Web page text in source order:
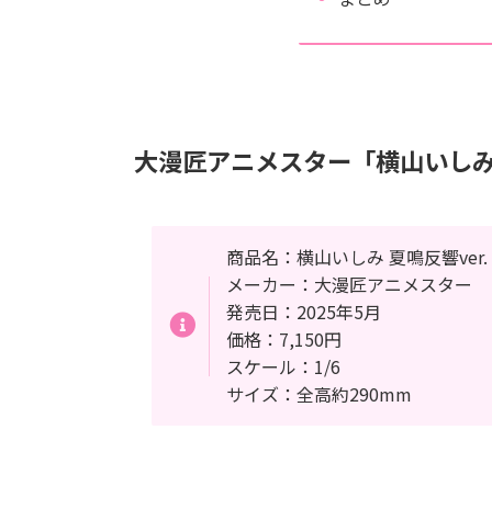
大漫匠アニメスター「横山いし
商品名：横山いしみ 夏鳴反響ver.
メーカー：大漫匠アニメスター
発売日：2025年5月
価格：7,150円
スケール：1/6
サイズ：全高約290mm